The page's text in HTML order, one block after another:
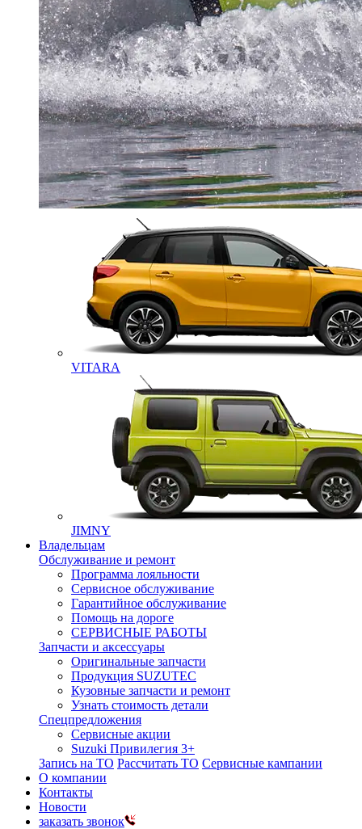
VITARA
JIMNY
Владельцам
Обслуживание и ремонт
Программа лояльности
Сервисное обслуживание
Гарантийное обслуживание
Помощь на дороге
СЕРВИСНЫЕ РАБОТЫ
Запчасти и аксессуары
Оригинальные запчасти
Продукция SUZUTEC
Кузовные запчасти и ремонт
Узнать стоимость детали
Спецпредложения
Сервисные акции
Suzuki Привилегия 3+
Запись на ТО Рассчитать ТО Сервисные кампании
О компании
Контакты
Новости
заказать звонок